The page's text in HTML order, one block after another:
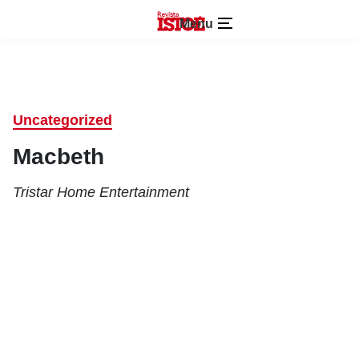
Menu
Uncategorized
Macbeth
Tristar Home Entertainment